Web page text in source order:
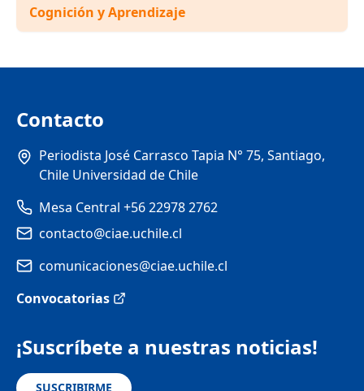
Cognición y Aprendizaje
Contacto
Periodista José Carrasco Tapia N° 75, Santiago,
Chile Universidad de Chile
Mesa Central +56 22978 2762
contacto@ciae.uchile.cl
comunicaciones@ciae.uchile.cl
Convocatorias
¡Suscríbete a nuestras noticias!
SUSCRIBIRME